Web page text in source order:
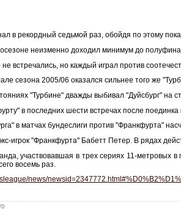
в рекордный седьмой раз, обойдя по этому
неизменно доходил минимум до
не встречались, но каждый играл против
сезона 2005/06 оказался сильнее того же
"Турбине" дважды выбивал "Дуйсбург"
в последних шести встречах после
в матчах бундеслиги против "Франкфурта"
игрок "Франкфурта" Бабетт Петер. В рядах
участвовавшая в трех сериях 11-
восемь раз.
news/
/0